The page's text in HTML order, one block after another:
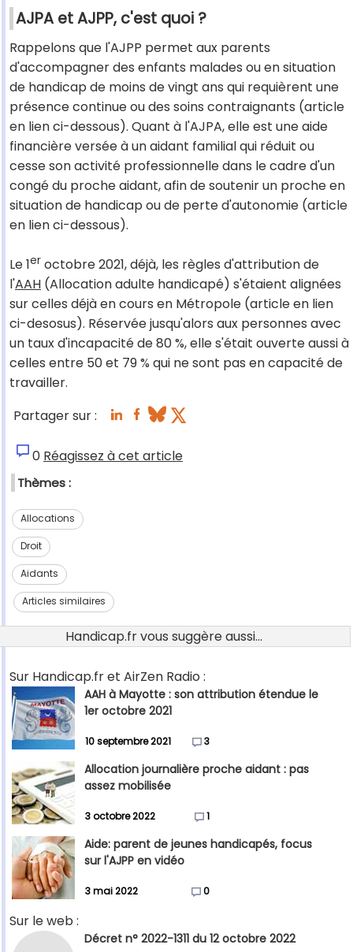
AJPA et AJPP, c'est quoi ?
Rappelons que l'AJPP permet aux parents
d'accompagner des enfants malades ou en situation
de handicap de moins de vingt ans qui requièrent une
présence continue ou des soins contraignants (article
en lien ci-dessous). Quant à l'AJPA, elle est une aide
financière versée à un aidant familial qui réduit ou
cesse son activité professionnelle dans le cadre d'un
congé du proche aidant, afin de soutenir un proche en
situation de handicap ou de perte d'autonomie (article
en lien ci-dessous).
Le 1er octobre 2021, déjà, les règles d'attribution de
l'AAH (Allocation adulte handicapé) s'étaient alignées
sur celles déjà en cours en Métropole (article en lien
ci-desosus). Réservée jusqu'alors aux personnes avec
un taux d'incapacité de 80 %, elle s'était ouverte aussi à
celles entre 50 et 79 % qui ne sont pas en capacité de
travailler.
Partager sur :
0 Réagissez à cet article
Thèmes :
Allocations
Droit
Aidants
Articles similaires
Handicap.fr vous suggère aussi...
Sur Handicap.fr et AirZen Radio :
AAH à Mayotte : son attribution étendue le
1er octobre 2021
10 septembre 2021 3
Allocation journalière proche aidant : pas
assez mobilisée
3 octobre 2022 1
Aide: parent de jeunes handicapés, focus
sur l'AJPP en vidéo
3 mai 2022 0
Sur le web :
Décret n° 2022-1311 du 12 octobre 2022